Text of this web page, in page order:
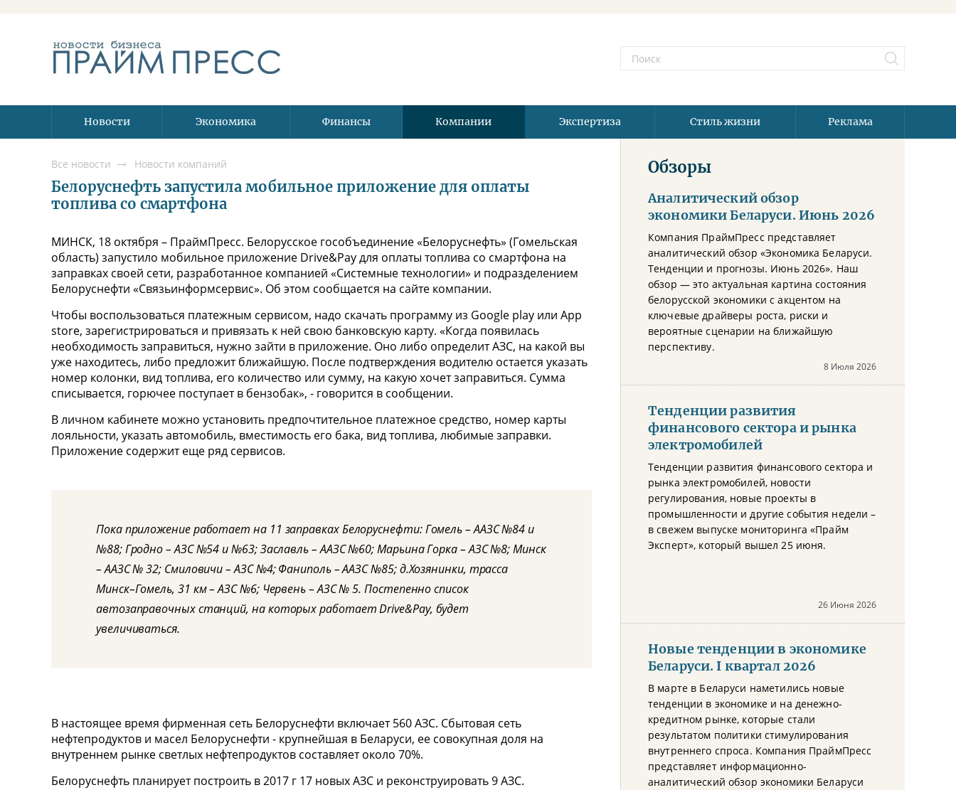
Новости Экономика Финансы Компании Экспертиза Стиль жизни Реклама
Все новости Новости компаний
Белоруснефть запустила мобильное приложение для оплаты
топлива со смартфона
МИНСК, 18 октября – ПраймПресс. Белорусское гособъединение «Белоруснефть» (Гомельская
область) запустило мобильное приложение Drive&Pay для оплаты топлива со смартфона на
заправках своей сети, разработанное компанией «Системные технологии» и подразделением
Белоруснефти «Связьинформсервис». Об этом сообщается на сайте компании.
Чтобы воспользоваться платежным сервисом, надо скачать программу из Google play или App
store, зарегистрироваться и привязать к ней свою банковскую карту. «Когда появилась
необходимость заправиться, нужно зайти в приложение. Оно либо определит АЗС, на какой вы
уже находитесь, либо предложит ближайшую. После подтверждения водителю остается указать
номер колонки, вид топлива, его количество или сумму, на какую хочет заправиться. Сумма
списывается, горючее поступает в бензобак», - говорится в сообщении.
В личном кабинете можно установить предпочтительное платежное средство, номер карты
лояльности, указать автомобиль, вместимость его бака, вид топлива, любимые заправки.
Приложение содержит еще ряд сервисов.
Пока приложение работает на 11 заправках Белоруснефти: Гомель – ААЗС №84 и
№88; Гродно – АЗС №54 и №63; Заславль – ААЗС №60; Марьина Горка – АЗС №8; Минск
– ААЗС № 32; Смиловичи – АЗС №4; Фаниполь – ААЗС №85; д.Хозянинки, трасса
Минск–Гомель, 31 км – АЗС №6; Червень – АЗС № 5. Постепенно список
автозаправочных станций, на которых работает Drive&Pay, будет
увеличиваться.
В настоящее время фирменная сеть Белоруснефти включает 560 АЗС. Сбытовая сеть
нефтепродуктов и масел Белоруснефти - крупнейшая в Беларуси, ее совокупная доля на
внутреннем рынке светлых нефтепродуктов составляет около 70%.
Белоруснефть планирует построить в 2017 г 17 новых АЗС и реконструировать 9 АЗС.
Обзоры
Аналитический обзор
экономики Беларуси. Июнь 2026
Компания ПраймПресс представляет
аналитический обзор «Экономика Беларуси.
Тенденции и прогнозы. Июнь 2026». Наш
обзор — это актуальная картина состояния
белорусской экономики с акцентом на
ключевые драйверы роста, риски и
вероятные сценарии на ближайшую
перспективу.
8 Июля 2026
Тенденции развития
финансового сектора и рынка
электромобилей
Тенденции развития финансового сектора и
рынка электромобилей, новости
регулирования, новые проекты в
промышленности и другие события недели –
в свежем выпуске мониторинга «Прайм
Эксперт», который вышел 25 июня.
26 Июня 2026
Новые тенденции в экономике
Беларуси. I квартал 2026
В марте в Беларуси наметились новые
тенденции в экономике и на денежно-
кредитном рынке, которые стали
результатом политики стимулирования
внутреннего спроса. Компания ПраймПресс
представляет информационно-
аналитический обзор экономики Беларуси